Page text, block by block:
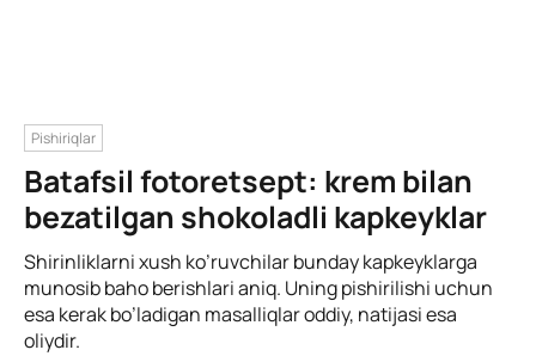
Pishiriqlar
Batafsil fotoretsept: krem bilan
bezatilgan shokoladli kapkeyklar
Shirinliklarni xush ko’ruvchilar bunday kapkeyklarga
munosib baho berishlari aniq. Uning pishirilishi uchun
esa kerak bo’ladigan masalliqlar oddiy, natijasi esa
oliydir.